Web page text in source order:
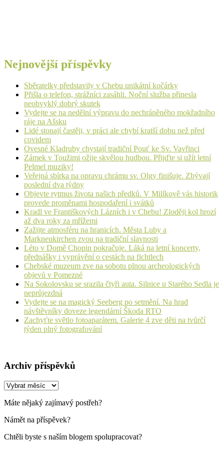
Nejnovější příspěvky
Sběratelky představily v Chebu unikátní kočárky
Přišla o telefon, strážníci zasáhli. Noční služba přinesla
neobvyklý dobrý skutek
Vydejte se na nedělní výpravu do nechráněného mokřadního
ráje na Ašsku
Lidé stonají častěji, v práci ale chybí kratší dobu než před
covidem
Ovesné Kladruby chystají tradiční Pouť ke Sv. Vavřinci
Zámek v Toužimi ožije skvělou hudbou. Přijďte si užít letní
Pelmel muziky!
Veřejná sbírka na opravu chrámu sv. Olgy finišuje. Zbývají
poslední dva týdny
Objevte rytmus života našich předků. V Milíkově vás historik
provede proměnami hospodaření i svátků
Kradl ve Františkových Lázních i v Chebu! Zloději kol hrozí
až dva roky za mřížemi
Zažijte atmosféru na hranicích. Města Luby a
Markneukirchen zvou na tradiční slavnosti
Léto v Domě Chopin pokračuje. Láká na letní koncerty,
přednášky i vyprávění o cestách na fichtlech
Chebské muzeum zve na sobotu plnou archeologických
objevů v Pomezné
Na Sokolovsku se srazila čtyři auta. Silnice u Starého Sedla je
neprůjezdná
Vydejte se na magický Seeberg po setmění. Na hrad
návštěvníky doveze legendární Škoda RTO
Zachyťte světlo fotoaparátem. Galerie 4 zve děti na tvůrčí
týden plný fotografování
Archiv příspěvků
Archiv
Máte nějaký zajímavý postřeh?
Námět na příspěvek?
Chtěli byste s naším blogem spolupracovat?